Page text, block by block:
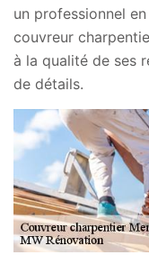
un professionnel en
couvreur
à la qualité de ses
de détails.